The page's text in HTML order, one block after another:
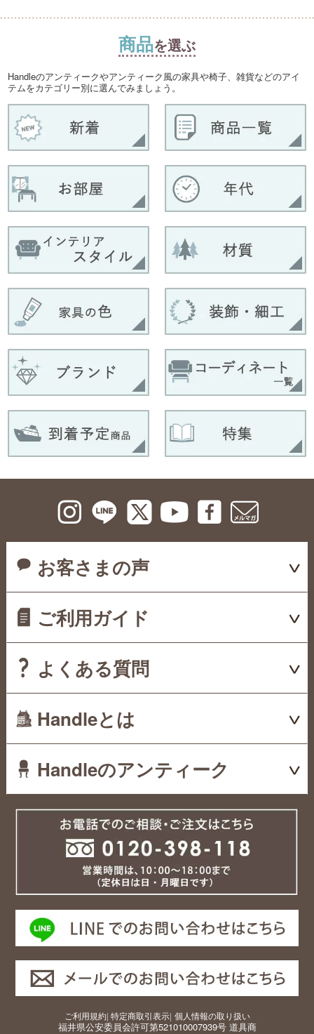
商品を選ぶ
Handleのアンティークやアンティーク風の家具や椅子、雑貨などのアイ
テムをカテゴリー別に選んでみましょう。
お客さまの声
ご利用ガイド
よくある質問
Handleとは
Handleのアンティーク
ご利用規約| 特定商取引表示| 個人情報の取り扱い
福井県公安委員会許可第521010007939号 道具商